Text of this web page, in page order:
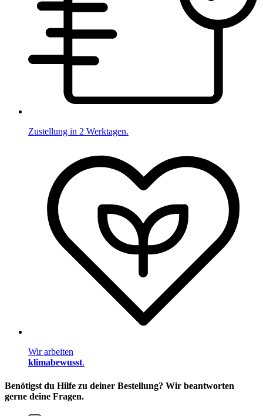
Zustellung in 2 Werktagen.
Wir arbeiten
klimabewusst.
Benötigst du Hilfe zu deiner Bestellung? Wir beantworten
gerne deine Fragen.